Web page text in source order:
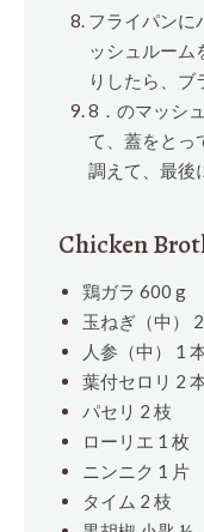
フライパンに
ッシュルーム
りしたら、ブ
8．のマッシ
て、蓋をとっ
調えて、最後
Chicken
鶏ガラ 600 g
玉ねぎ（中） 2
人参（中） 1
葉付セロリ 2
パセリ 2 枝
ローリエ 1 枚
ニンニク 1 片
タイム 2 枝